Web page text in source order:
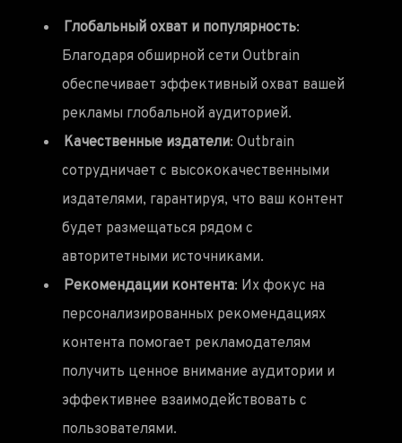
Глобальный охват и популярность:
Благодаря обширной сети Outbrain
обеспечивает эффективный охват вашей
рекламы глобальной аудиторией.
Качественные издатели: Outbrain
сотрудничает с высококачественными
издателями, гарантируя, что ваш контент
будет размещаться рядом с
авторитетными источниками.
Рекомендации контента: Их фокус на
персонализированных рекомендациях
контента помогает рекламодателям
получить ценное внимание аудитории и
эффективнее взаимодействовать с
пользователями.